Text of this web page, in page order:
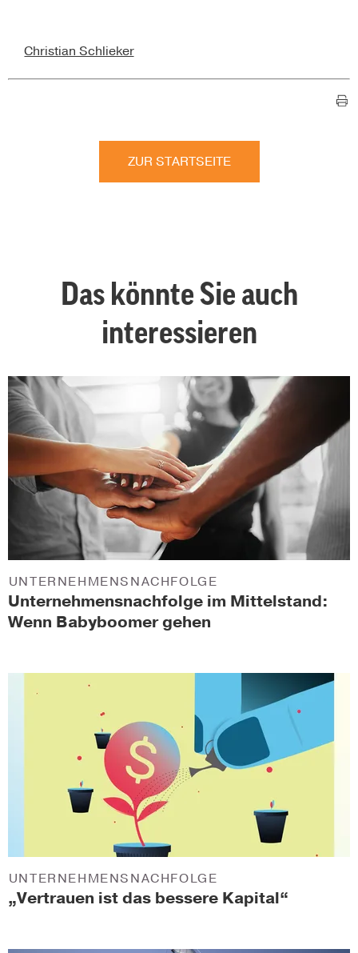
Christian Schlieker
ZUR STARTSEITE
Das könnte Sie auch
interessieren
Unternehmensnachfolge im Mittelstand:
Wenn Babyboomer gehen
UNTERNEHMENSNACHFOLGE
„Vertrauen ist das bessere Kapital“
UNTERNEHMENSNACHFOLGE